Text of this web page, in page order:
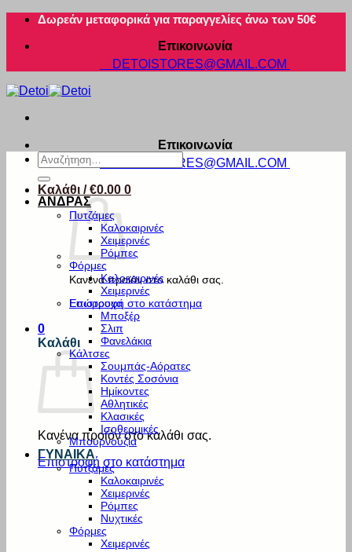
Μετάβαση
περιεχόμενο
Δωρεάν μεταφορικά για παραγγελίες άνω των 50€
Επικοινωνία
DETOISTORES@GMAIL.COM
Επικοινωνία
DETOISTORES@GMAIL.COM
Καλάθι /€0.00 0
Κανένα προϊόν στο καλάθι σας.
Επιστροφή στο κατάστημα
0
Καλάθι
Κανένα προϊόν στο καλάθι σας.
Επιστροφή στο κατάστημα
Αναζήτηση
για:
ΑΝΔΡΑΣ
Πυτζάμες
Καλοκαιρινές
Χειμερινές
Ρόμπες
Φόρμες
Καλοκαιρινές
Χειμερινές
Εσώρουχα
Μποξέρ
Σλιπ
Φανελάκια
Κάλτσες
Σουμπάς-Αόρατες
Κοντές Σοσόνια
Ημίκοντες
Αθλητικές
Κλασικές
Ισοθερμικές
Μπουρνούζια
ΓΥΝΑΙΚΑ
Πυτζάμες
Καλοκαιρινές
Χειμερινές
Ρόμπες
Νυχτικές
Φόρμες
Χειμερινές